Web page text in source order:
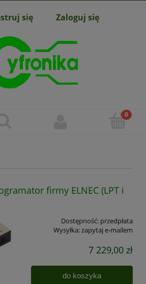
się Zaloguj się
firmy ELNEC (LPT i
Dostępność: przedpłata
Wysyłka:zapytaj e-mailem
7 229,00 zł
do koszyka